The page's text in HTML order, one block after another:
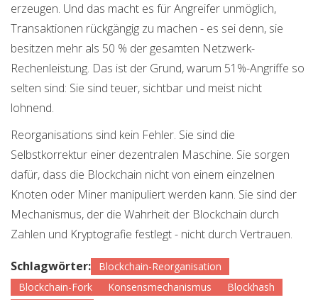
erzeugen. Und das macht es für Angreifer unmöglich,
Transaktionen rückgängig zu machen - es sei denn, sie
besitzen mehr als 50 % der gesamten Netzwerk-
Rechenleistung. Das ist der Grund, warum 51%-Angriffe so
selten sind: Sie sind teuer, sichtbar und meist nicht
lohnend.
Reorganisations sind kein Fehler. Sie sind die
Selbstkorrektur einer dezentralen Maschine. Sie sorgen
dafür, dass die Blockchain nicht von einem einzelnen
Knoten oder Miner manipuliert werden kann. Sie sind der
Mechanismus, der die Wahrheit der Blockchain durch
Zahlen und Kryptografie festlegt - nicht durch Vertrauen.
Schlagwörter:
Blockchain-Reorganisation
Blockchain-Fork
Konsensmechanismus
Blockhash